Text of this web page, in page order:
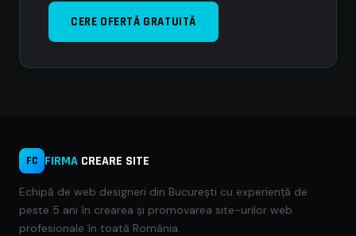
CERE OFERTĂ GRATUITĂ
FC FIRMA CREARE SITE
Echipă de web designeri din București cu experiență de
peste 5 ani în crearea și promovarea site-urilor web
profesionale în toată România.